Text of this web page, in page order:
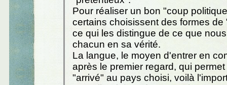
Pour réaliser un bon "coup
certains choisissent des formes de
ce qui les distingue de ce que
chacun en sa vérité.
La langue, le moyen d'entrer en
après le premier regard, qui
"arrivé" au pays choisi, voilà